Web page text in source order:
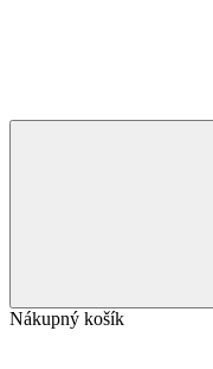
Nákupný košík